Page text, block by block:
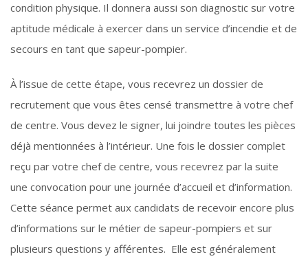
condition physique. Il donnera aussi son diagnostic sur votre
aptitude médicale à exercer dans un service d’incendie et de
secours en tant que sapeur-pompier.
À l’issue de cette étape, vous recevrez un dossier de
recrutement que vous êtes censé transmettre à votre chef
de centre. Vous devez le signer, lui joindre toutes les pièces
déjà mentionnées à l’intérieur. Une fois le dossier complet
reçu par votre chef de centre, vous recevrez par la suite
une convocation pour une journée d’accueil et d’information.
Cette séance permet aux candidats de recevoir encore plus
d’informations sur le métier de sapeur-pompiers et sur
plusieurs questions y afférentes. Elle est généralement